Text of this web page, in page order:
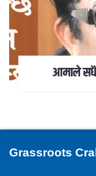
आमाले सधैँ
Grassroots